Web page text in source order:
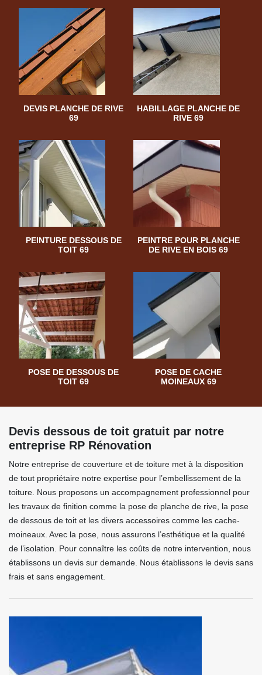
DEVIS PLANCHE DE RIVE
69
HABILLAGE PLANCHE DE
RIVE 69
PEINTURE DESSOUS DE
TOIT 69
PEINTRE POUR PLANCHE
DE RIVE EN BOIS 69
POSE DE DESSOUS DE
TOIT 69
POSE DE CACHE
MOINEAUX 69
Devis dessous de toit gratuit par notre
entreprise RP Rénovation
Notre entreprise de couverture et de toiture met à la disposition
de tout propriétaire notre expertise pour l’embellissement de la
toiture. Nous proposons un accompagnement professionnel pour
les travaux de finition comme la pose de planche de rive, la pose
de dessous de toit et les divers accessoires comme les cache-
moineaux. Avec la pose, nous assurons l’esthétique et la qualité
de l’isolation. Pour connaître les coûts de notre intervention, nous
établissons un devis sur demande. Nous établissons le devis sans
frais et sans engagement.